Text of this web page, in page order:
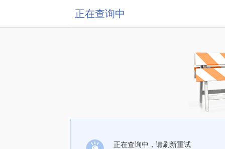
正在查询中
正在查询中，请刷新重试